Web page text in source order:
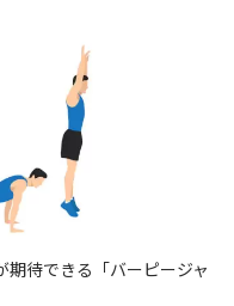
待できる「バーピージャ